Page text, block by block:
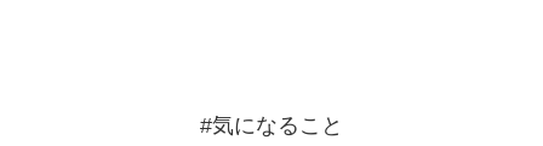
#気になること